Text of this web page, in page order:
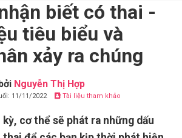
biết có thai -
tiêu biểu và
xảy ra chúng
Nguyễn Thị Hợp
11/11/2022 Tài liệu tham khảo
cơ thể sẽ phát ra những dấu